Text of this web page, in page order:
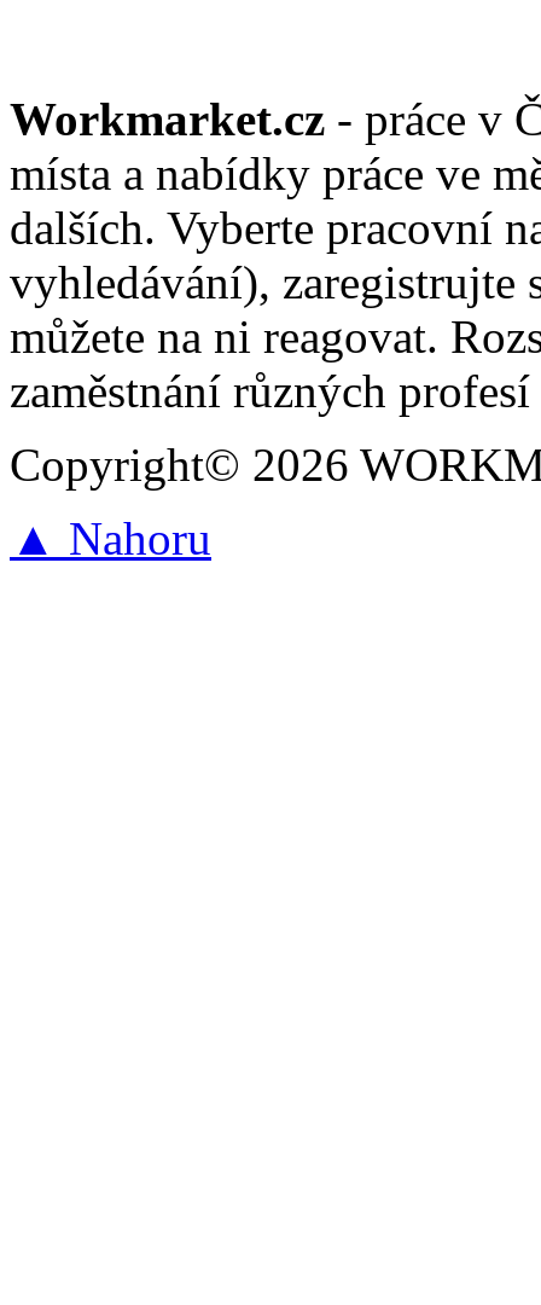
Workmarket.cz - práce v
místa a nabídky práce ve
dalších. Vyberte pracovní
vyhledávání), zaregistrujte
můžete na ni reagovat.
zaměstnání různých
Copyright© 2026
▲ Nahoru